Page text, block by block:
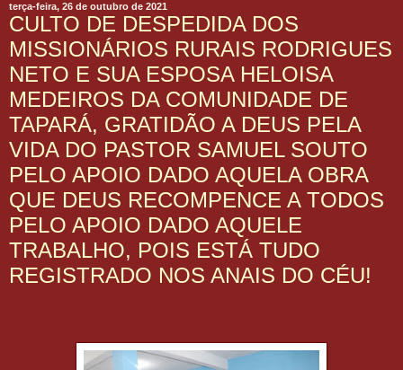
terça-feira, 26 de outubro de 2021
CULTO DE DESPEDIDA DOS
MISSIONÁRIOS RURAIS RODRIGUES
NETO E SUA ESPOSA HELOISA
MEDEIROS DA COMUNIDADE DE
TAPARÁ, GRATIDÃO A DEUS PELA
VIDA DO PASTOR SAMUEL SOUTO
PELO APOIO DADO AQUELA OBRA
QUE DEUS RECOMPENCE A TODOS
PELO APOIO DADO AQUELE
TRABALHO, POIS ESTÁ TUDO
REGISTRADO NOS ANAIS DO CÉU!